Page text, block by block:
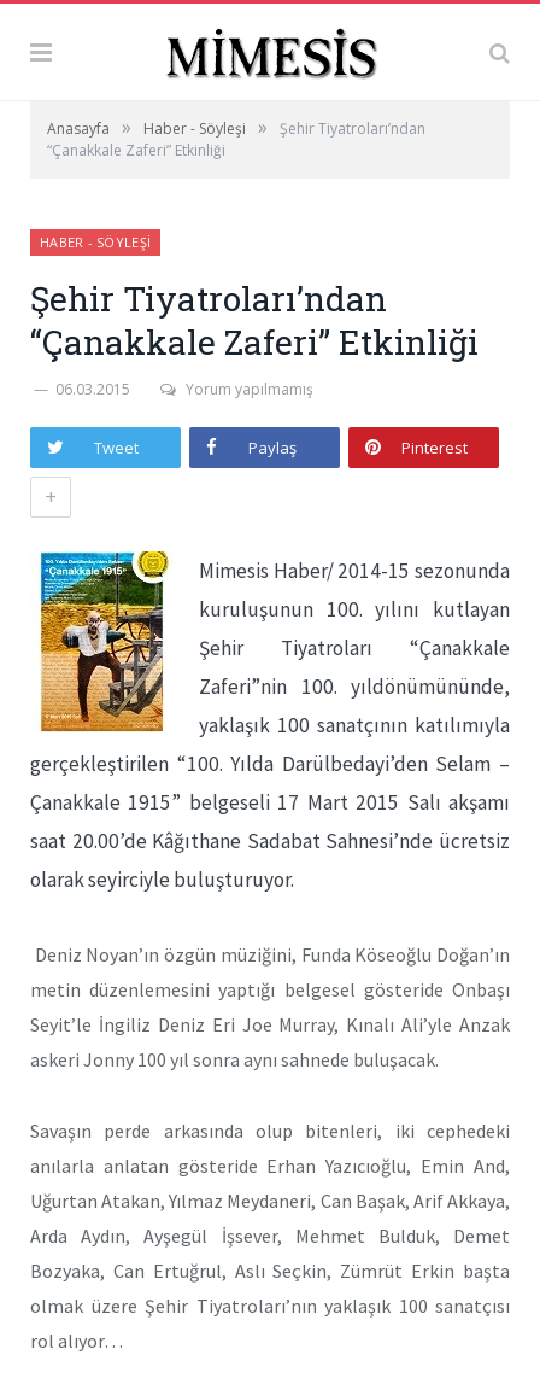
Anasayfa » Haber - Söyleşi »
Şehir Tiyatroları’ndan
“Çanakkale Zaferi” Etkinliği
HABER - SÖYLEŞI
Şehir Tiyatroları’ndan
“Çanakkale Zaferi” Etkinliği
06.03.2015 Yorum yapılmamış
Tweet Paylaş Pinterest
+
Mimesis Haber/ 2014-15 sezonunda
kuruluşunun 100. yılını kutlayan
Şehir Tiyatroları “Çanakkale
Zaferi”nin 100. yıldönümününde,
yaklaşık 100 sanatçının katılımıyla
gerçekleştirilen “100. Yılda Darülbedayi’den Selam –
Çanakkale 1915” belgeseli 17 Mart 2015 Salı akşamı
saat 20.00’de Kâğıthane Sadabat Sahnesi’nde ücretsiz
olarak seyirciyle buluşturuyor.
Deniz Noyan’ın özgün müziğini, Funda Köseoğlu Doğan’ın
metin düzenlemesini yaptığı belgesel gösteride Onbaşı
Seyit’le İngiliz Deniz Eri Joe Murray, Kınalı Ali’yle Anzak
askeri Jonny 100 yıl sonra aynı sahnede buluşacak.
Savaşın perde arkasında olup bitenleri, iki cephedeki
anılarla anlatan gösteride Erhan Yazıcıoğlu, Emin And,
Uğurtan Atakan, Yılmaz Meydaneri, Can Başak, Arif Akkaya,
Arda Aydın, Ayşegül İşsever, Mehmet Bulduk, Demet
Bozyaka, Can Ertuğrul, Aslı Seçkin, Zümrüt Erkin başta
olmak üzere Şehir Tiyatroları’nın yaklaşık 100 sanatçısı
rol alıyor…